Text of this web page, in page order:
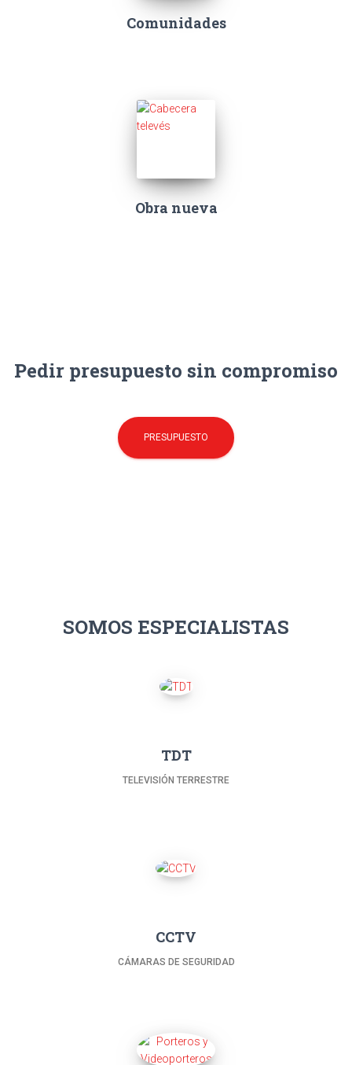
Comunidades
Obra nueva
Pedir presupuesto sin compromiso
PRESUPUESTO
SOMOS ESPECIALISTAS
TDT
TELEVISIÓN TERRESTRE
CCTV
CÁMARAS DE SEGURIDAD